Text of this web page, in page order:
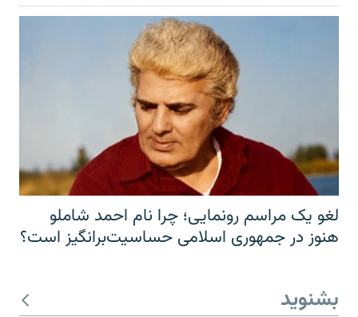
لغو یک مراسم رونمایی؛ چرا نام احمد شاملو
هنوز در جمهوری اسلامی حساسیت‌برانگیز است؟
بشنوید